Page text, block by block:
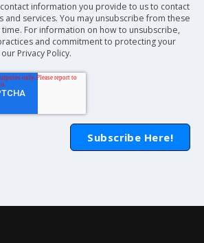
information you provide to us to contact
services. You may unsubscribe from these
time. For information on how to unsubscribe,
and commitment to protecting your
Privacy Policy.